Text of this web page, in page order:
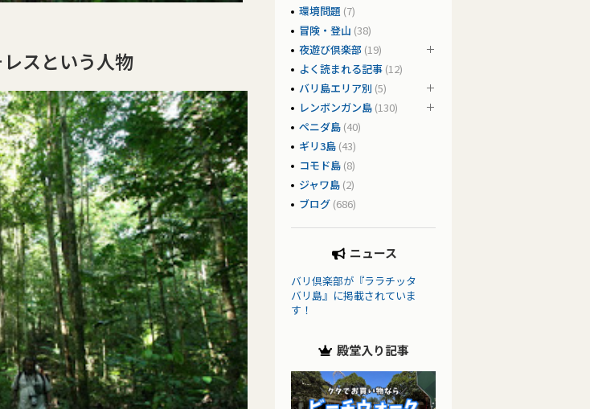
スという人物
環境問題 (7)
冒険・登山 (38)
夜遊び倶楽部 (19)
よく読まれる記事 (12)
バリ島エリア別 (5)
レンボンガン島 (130)
ペニダ島 (40)
ギリ3島 (43)
コモド島 (8)
ジャワ島 (2)
ブログ (686)
ニュース
バリ倶楽部が『ララチッタ
バリ島』に掲載されていま
す！
殿堂入り記事